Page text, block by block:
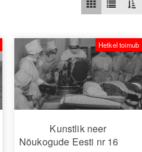
Kunstlik neer
Nõukogude Eesti nr 16
Hetkel toimub